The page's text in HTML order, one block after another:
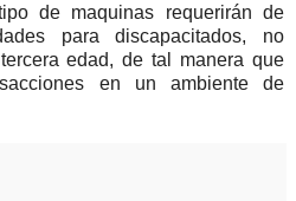
de maquinas requerirán de
para discapacitados, no
edad, de tal manera que
en un ambiente de